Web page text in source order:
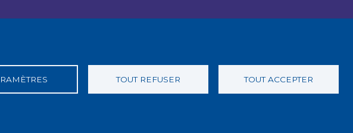
TOUT REFUSER TOUT ACCEPTER